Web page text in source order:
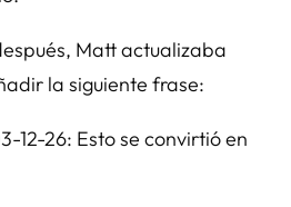
Matt actualizaba
la siguiente frase:
12-26: Esto se convirtió en